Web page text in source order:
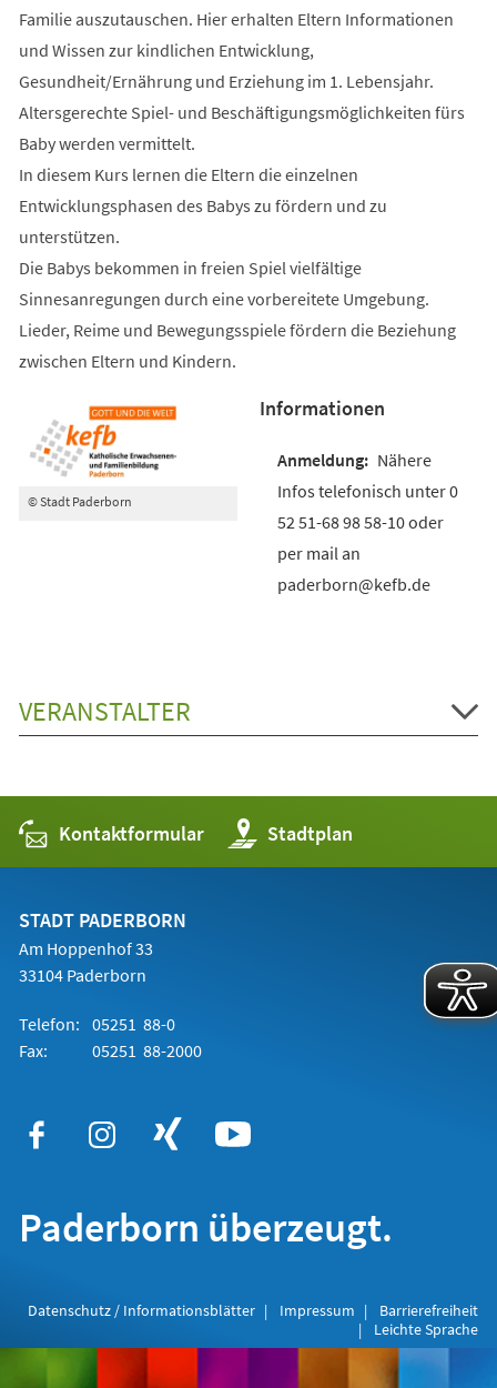
Familie auszutauschen. Hier erhalten Eltern Informationen
und Wissen zur kindlichen Entwicklung,
Gesundheit/Ernährung und Erziehung im 1. Lebensjahr.
Altersgerechte Spiel- und Beschäftigungsmöglichkeiten fürs
Baby werden vermittelt.
In diesem Kurs lernen die Eltern die einzelnen
Entwicklungsphasen des Babys zu fördern und zu
unterstützen.
Die Babys bekommen in freien Spiel vielfältige
Sinnesanregungen durch eine vorbereitete Umgebung.
Lieder, Reime und Bewegungsspiele fördern die Beziehung
zwischen Eltern und Kindern.
© Stadt Paderborn
Informationen
Nähere
Infos telefonisch unter 0
52 51-68 98 58-10 oder
per mail an
paderborn@kefb.de
VERANSTALTER
Kontaktformular Stadtplan
(Öffnet
in
einem
STADT PADERBORN
Am Hoppenhof 33
33104 Paderborn
Telefon: 05251 88-0
Fax:
05251 88-2000
Paderborn überzeugt.
Datenschutz / Informationsblätter Impressum
Barrierefreiheit
Leichte Sprache